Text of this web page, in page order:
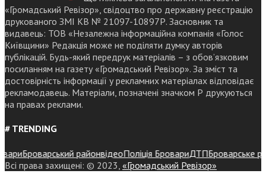
«Громадський Ревізор», свідоцтво про державну реєстрацію
друкованого ЗМІ КВ № 21097-10897Р. Засновник та
видавець: ТОВ «Незалежна інформаційна компанія «Голос
Київщини» Редакція може не поділяти думку авторів
публікацій. Будь-який передрук матеріалів – з обов’язковим
посиланням на газету «Громадський Ревізор». За зміст та
достовірність інформації у рекламних матеріалах відповідає
рекламодавець. Матеріали, позначені значком Р друкуються
на правах реклами.
# TRENDING
Броварський районвідеоПоліція БровариДТПБроварське
Всі права захищені: © 2023, «Громадський Ревізор»